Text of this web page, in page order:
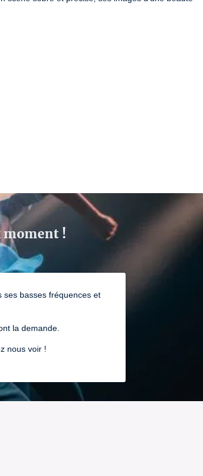
moment !
ses basses fréquences et
la demande.
nous voir !